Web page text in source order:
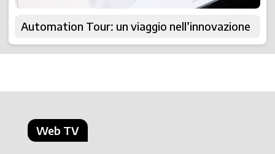
Automation Tour: un viaggio nell’innovazione
Web TV